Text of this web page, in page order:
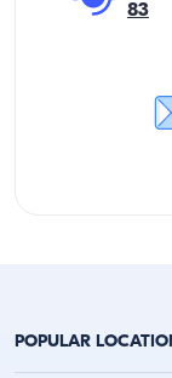
83
POPULAR